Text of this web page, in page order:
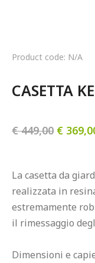
Product code: N/A
CASETTA
€449,00 €
La casetta da
realizzata in
estremamente
il rimessaggio
Dimensioni e